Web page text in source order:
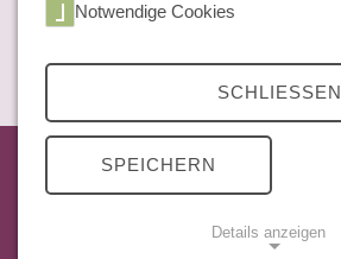
Bücher / E-Books
Notwendige Cookies
SCHLIESSEN
SPEICHERN
Details anzeigen